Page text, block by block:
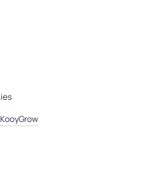
KooyGrow